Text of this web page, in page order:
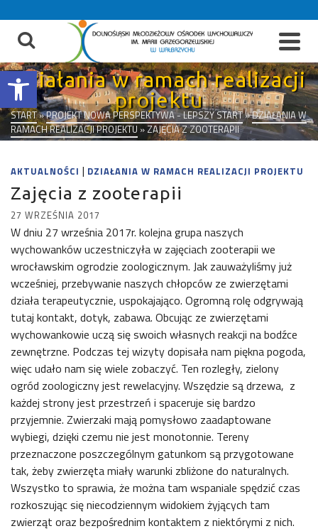
Otwórz pasek narzędzi
treści
Działania w ramach realizacji
projektu
START»PROJEKT NOWA PERSPEKTYWA - LEPSZY START»DZIAŁANIA W
RAMACH REALIZACJI PROJEKTU »ZAJĘCIA Z ZOOTERAPII
AKTUALNOŚCI | DZIAŁANIA W RAMACH REALIZACJI PROJEKTU
Zajęcia z zooterapii
27 WRZEŚNIA 2017
W dniu 27 września 2017r. kolejna grupa naszych
wychowanków uczestniczyła w zajęciach zooterapii we
wrocławskim ogrodzie zoologicznym. Jak zauważyliśmy już
wcześniej, przebywanie naszych chłopców ze zwierzętami
działa terapeutycznie, uspokajająco. Ogromną rolę odgrywają
tutaj kontakt, dotyk, zabawa. Obcując ze zwierzętami
wychowankowie uczą się swoich własnych reakcji na bodźce
zewnętrzne. Podczas tej wizyty dopisała nam piękna pogoda,
więc udało nam się wiele zobaczyć. Ten rozległy, zielony
ogród zoologiczny jest rewelacyjny. Wszędzie są drzewa, z
każdej strony jest przestrzeń i spaceruje się bardzo
przyjemnie. Zwierzaki mają pomysłowo zaadaptowane
wybiegi, dzięki czemu nie jest monotonnie. Tereny
przeznaczone poszczególnym gatunkom są przygotowane
tak, żeby zwierzęta miały warunki zbliżone do naturalnych.
Wszystko to sprawia, że można tam wspaniale spędzić czas
rozkoszując się niecodziennym widokiem żyjących tam
zwierząt oraz bezpośrednim kontaktem z niektórymi z nich.